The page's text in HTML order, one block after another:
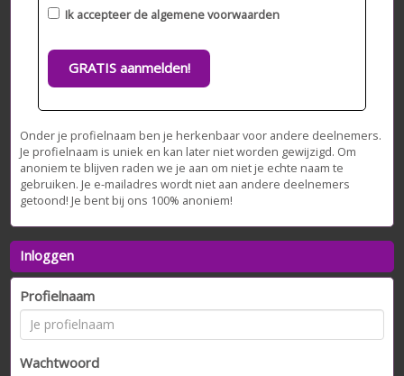
Ik accepteer de algemene voorwaarden
GRATIS aanmelden!
Onder je profielnaam ben je herkenbaar voor andere deelnemers.
Je profielnaam is uniek en kan later niet worden gewijzigd. Om
anoniem te blijven raden we je aan om niet je echte naam te
gebruiken. Je e-mailadres wordt niet aan andere deelnemers
getoond! Je bent bij ons 100% anoniem!
Inloggen
Profielnaam
Wachtwoord